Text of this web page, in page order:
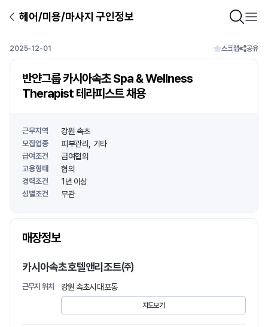
헤어/미용/마사지 구인정보
2025-12-01 스크랩 공유
반얀그룹 카시아속초 Spa & Wellness
Therapist 테라피스트 채용
근무지역 강원 속초
모집업종 피부관리 기타
급여조건 급여협의
고용형태 협의
경력조건 1년 이상
성별조건 무관
매장정보
카시아속초호텔앤리조트㈜
근무지 위치 강원 속초시 대포동
지도보기